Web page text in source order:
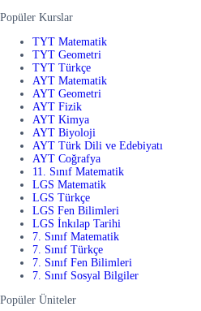
Popüler Kurslar
TYT Matematik
TYT Geometri
TYT Türkçe
AYT Matematik
AYT Geometri
AYT Fizik
AYT Kimya
AYT Biyoloji
AYT Türk Dili ve Edebiyatı
AYT Coğrafya
11. Sınıf Matematik
LGS Matematik
LGS Türkçe
LGS Fen Bilimleri
LGS İnkılap Tarihi
7. Sınıf Matematik
7. Sınıf Türkçe
7. Sınıf Fen Bilimleri
7. Sınıf Sosyal Bilgiler
Popüler Üniteler